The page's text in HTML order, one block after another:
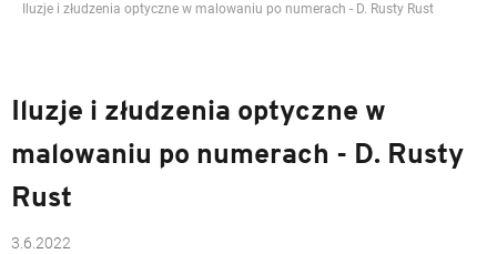
Iluzje i złudzenia optyczne w malowaniu po numerach - D. Rusty Rust
Iluzje i złudzenia optyczne w
malowaniu po numerach - D. Rusty
Rust
3.6.2022